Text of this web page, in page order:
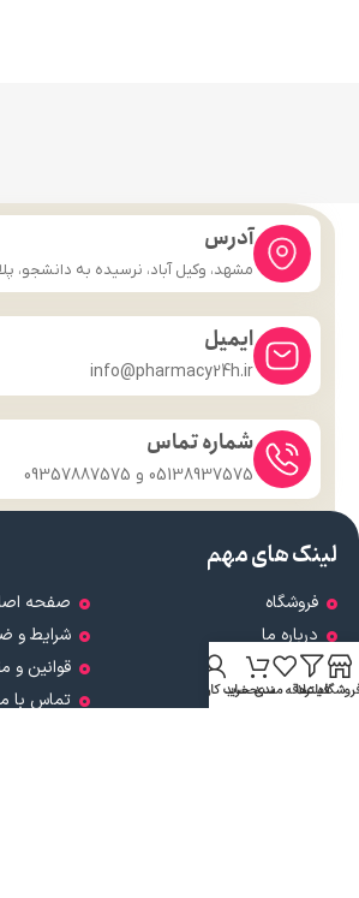
آدرس
مشهد، وکیل آباد، نرسیده به دانشجو، پلاک
ایمیل
info@pharmacy24h.ir
شماره تماس
05138937575 و 09357887575
لینک های مهم
فروشگاه
درباره ما
تماس با ما
وبلاگ
صفحه
شرایط و
قوانین و
تماس با
فیلترهاعلاقه مندیسبد خرید
حساب کاربری من